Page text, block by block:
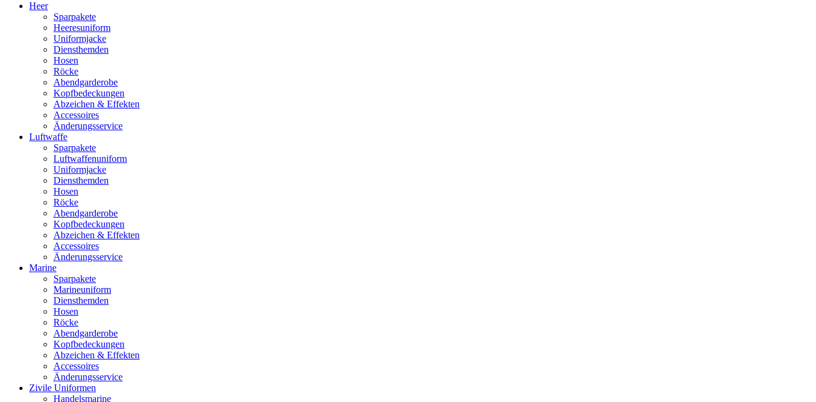
Heer
Sparpakete
Heeresuniform
Uniformjacke
Diensthemden
Hosen
Röcke
Abendgarderobe
Kopfbedeckungen
Abzeichen & Effekten
Accessoires
Änderungsservice
Luftwaffe
Sparpakete
Luftwaffenuniform
Uniformjacke
Diensthemden
Hosen
Röcke
Abendgarderobe
Kopfbedeckungen
Abzeichen & Effekten
Accessoires
Änderungsservice
Marine
Sparpakete
Marineuniform
Diensthemden
Hosen
Röcke
Abendgarderobe
Kopfbedeckungen
Abzeichen & Effekten
Accessoires
Änderungsservice
Zivile Uniformen
Handelsmarine